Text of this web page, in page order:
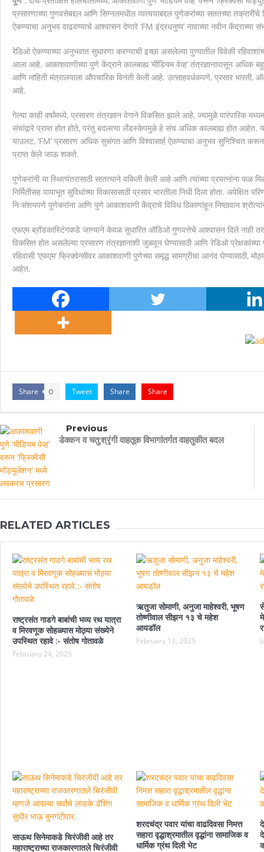
मानवाला आदराने व सन्मानाने जगण्याचा अधिकार म्हणजे
प्रसारणाच्या गुणवत्तेबद्दल आणि सिग्नलमधील व्यत्ययाबद्दल पुणेकरांच्या सततच्या
ऐकण्याचा अनुभव वाढवण्याचे आश्वासन देणारे ‘FM इंद्रधनुष्य’ नावाच्या नवीन केंद्राच्या
रेडिओ ऐकण्याच्या अनुभवात सुधारणा करण्याची इच्छा असलेल्या पुण्यातील विवेकी
आला आहे. आकाशवाणीच्या पुणे केंद्राने कालबाह्य ‘मीडियम वेव्ह’ तंत्रज्ञानापासून अधिक
आणि माहिती मंत्रालयाला औपचारिक विनंती केली आहे. उत्साहवर्धकपणे, प्रसार भारती,
आहे.
गेल्या काही वर्षांमध्ये, प्रसारण तंत्रज्ञान वेगाने विकसित झाले आहे, ज्यामुळे पारंपारिक
संचांद्वारे प्राप्त होत होते, परंतु बदलत्या लँडस्केपमुळे हे संच अधिक कालबाह्य होत
याउलट, ‘FM’ प्रसारण अधिक सुसंगत आणि विश्वासार्ह ऐकण्याचा अनुभव सुनिश्चित
प्राप्त केले जाऊ शकते.
पुणेकरांनी या स्थित्यंतरासाठी सातत्याने वकिली केली आहे आणि त्यांच्या प्रयत्नांना फळ
निर्मितीसह पायाभूत सुविधांच्या विकासासाठी प्रसार भारतीला निधी दिला होता.
निःसंशयपणे पुणेकरांना आणि पुणे आकाशवाणी केंद्राचे विविध ठिकाणांहून निष्ठावान
एफएम ब्रॉडकास्टिंगकडे जाण्याने केवळ सुधारित ऑडिओ गुणवत्तेचे आश्वासन दिले नाही
विकसित होत असलेल्या प्रसारण तंत्रज्ञानाशी जुळवून घेण्यासाठी आणि रेडिओ
रहिवासी ‘एफएम’ फ्रिक्वेन्सीवर आकाशवाणी पुणेच्या समृद्ध सामग्रीचा आनंद घेण्यासाठी,
आहेत.
Share 0 Tweet Share Share
Previous
डेक्कन व चतु:श्रृंगी वाहतूक विभागांतर्गत वाहतुकीत बदल
RELATED ARTICLES
राष्ट्रसंत गाडगे बाबांची भव्य रथ यात्रा
व मिरवणूक सोहळ्यास मोठ्या संख्येने
उपस्थित रहावे :- संतोष गोतावळे
February 24, 2025
ऋतुजा सोमाणी, अनुजा माहेश्वरी, भूषण
तोष्णीवाल सीझन १३ चे महेश
आयडॉल
February 12, 2025
साऊथ सिनेमाकडे चिरंजीवी आहे तर
महाराष्ट्राच्या राजकारणातले चिरंजीवी
शरदचंद्र पवार यांचा वाढदिवसा निमत्त
सहारा वृद्धाश्रमातील वृद्धांना सामाजिक व
धार्मिक ग्रंथ दिली भेट